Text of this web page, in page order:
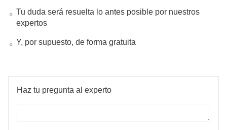
Tu duda será resuelta lo antes posible por nuestros
expertos
Y, por supuesto, de forma gratuita
Haz tu pregunta al experto